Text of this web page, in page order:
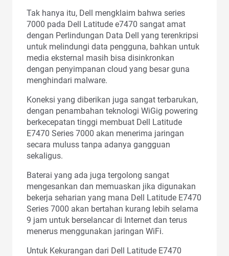
Tak hanya itu, Dell mengklaim bahwa series
7000 pada Dell Latitude e7470 sangat amat
dengan Perlindungan Data Dell yang terenkripsi
untuk melindungi data pengguna, bahkan untuk
media eksternal masih bisa disinkronkan
dengan penyimpanan cloud yang besar guna
menghindari malware.
Koneksi yang diberikan juga sangat terbarukan,
dengan penambahan teknologi WiGig powering
berkecepatan tinggi membuat Dell Latitude
E7470 Series 7000 akan menerima jaringan
secara muluss tanpa adanya gangguan
sekaligus.
Baterai yang ada juga tergolong sangat
mengesankan dan memuaskan jika digunakan
bekerja seharian yang mana Dell Latitude E7470
Series 7000 akan bertahan kurang lebih selama
9 jam untuk berselancar di Internet dan terus
menerus menggunakan jaringan WiFi.
Untuk Kekurangan dari Dell Latitude E7470